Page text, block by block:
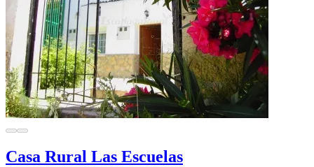
Casa Rural Las Escuelas